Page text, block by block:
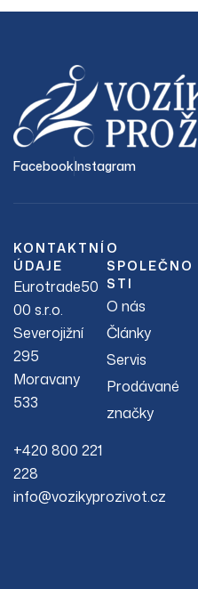
FacebookInstagram
KONTAKTNÍ
ÚDAJE
Eurotrade50
00 s.r.o.
Severojižní
295
Moravany
533
+420 800 221
228
info@vozikyprozivot.cz
O
SPOLEČNO
STI
O nás
Články
Servis
Prodávané
značky